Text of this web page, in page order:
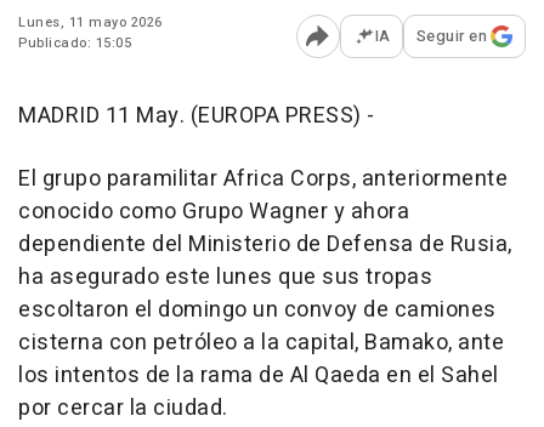
Lunes, 11 mayo 2026
Publicado: 15:05
Abrir opciones para
IA Seguir en
MADRID 11 May. (EUROPA PRESS) -
El grupo paramilitar Africa Corps, anteriormente
conocido como Grupo Wagner y ahora
dependiente del Ministerio de Defensa de Rusia,
ha asegurado este lunes que sus tropas
escoltaron el domingo un convoy de camiones
cisterna con petróleo a la capital, Bamako, ante
los intentos de la rama de Al Qaeda en el Sahel
por cercar la ciudad.